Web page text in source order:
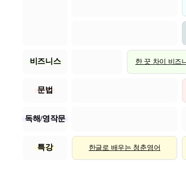
비즈니스 한 끗 차이 비즈
문법
독해/영작문
특강 한글로 배우는 청춘영어